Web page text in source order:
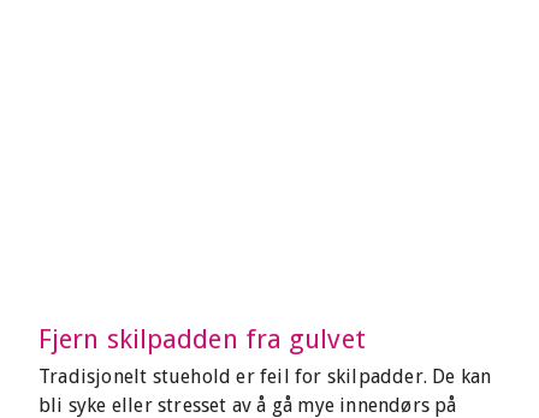
Fjern skilpadden fra gulvet
Tradisjonelt stuehold er feil for skilpadder. De kan
bli syke eller stresset av å gå mye innendørs på